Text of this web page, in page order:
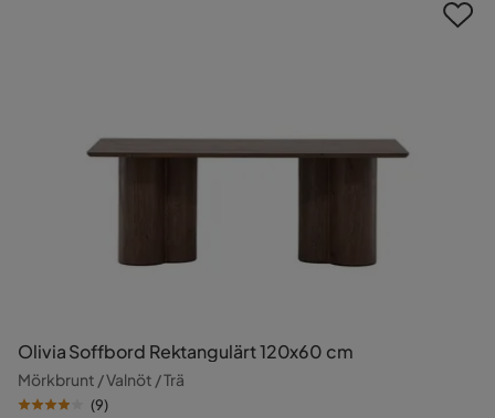
Olivia Soffbord Rektangulärt 120x60 cm
Mörkbrunt / Valnöt / Trä
(9)